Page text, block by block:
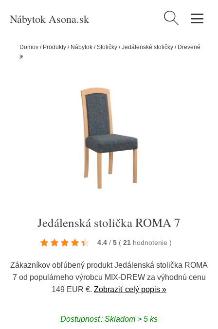
Nábytok Asona.sk Hľadať:
Domov / Produkty / Nábytok /Stoličky /Jedálenské stoličky / Drevené
jedálenské stoličky
Jedálenská stolička ROMA 7
4.4 / 5 ( 21 hodnotenie )
Zákazníkov obľúbený produkt Jedálenská stolička ROMA
7 od populárneho výrobcu MIX-DREWza výhodnú cenu
149 EUR €. Zobraziť celý popis »
Dostupnosť: Skladom > 5 ks